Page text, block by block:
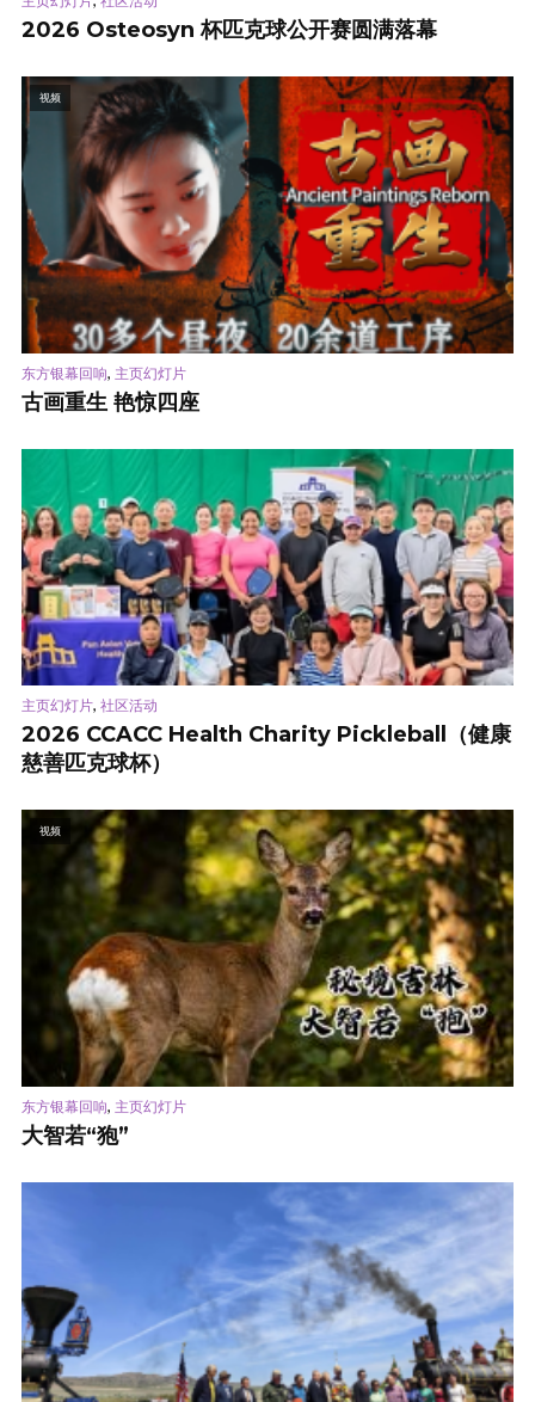
2026 Osteosyn 杯匹克球公开赛圆满落幕
视频
东方银幕回响, 主页幻灯片
古画重生 艳惊四座
主页幻灯片, 社区活动
2026 CCACC Health Charity Pickleball（健康
慈善匹克球杯）
视频
东方银幕回响, 主页幻灯片
大智若“狍”